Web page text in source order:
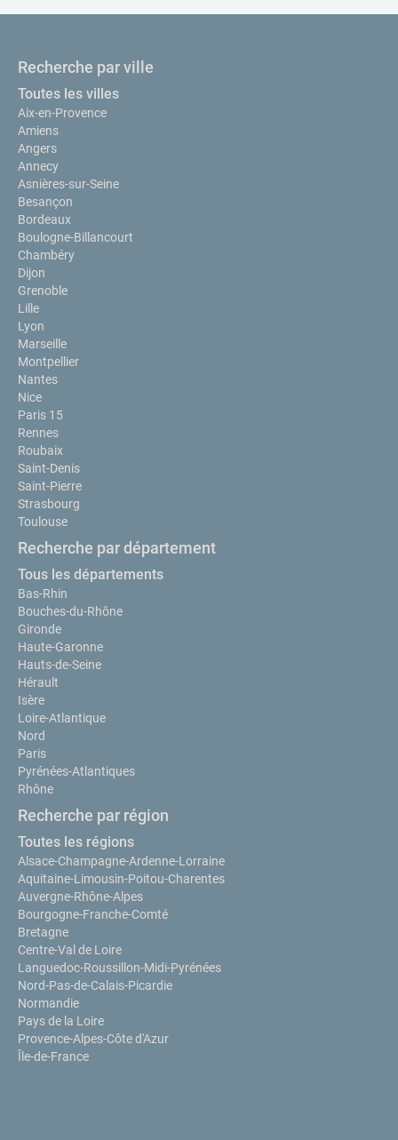
Recherche par ville
Toutes les villes
Aix-en-Provence
Amiens
Angers
Annecy
Asnières-sur-Seine
Besançon
Bordeaux
Boulogne-Billancourt
Chambéry
Dijon
Grenoble
Lille
Lyon
Marseille
Montpellier
Nantes
Nice
Paris 15
Rennes
Roubaix
Saint-Denis
Saint-Pierre
Strasbourg
Toulouse
Recherche par département
Tous les départements
Bas-Rhin
Bouches-du-Rhône
Gironde
Haute-Garonne
Hauts-de-Seine
Hérault
Isère
Loire-Atlantique
Nord
Paris
Pyrénées-Atlantiques
Rhône
Recherche par région
Toutes les régions
Alsace-Champagne-Ardenne-Lorraine
Aquitaine-Limousin-Poitou-Charentes
Auvergne-Rhône-Alpes
Bourgogne-Franche-Comté
Bretagne
Centre-Val de Loire
Languedoc-Roussillon-Midi-Pyrénées
Nord-Pas-de-Calais-Picardie
Normandie
Pays de la Loire
Provence-Alpes-Côte d'Azur
Île-de-France